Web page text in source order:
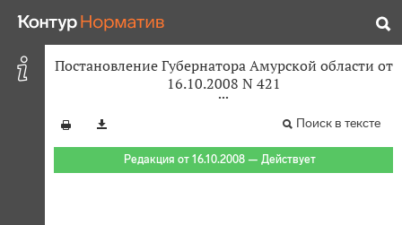
Постановление Губернатора Амурской области от
16.10.2008 N 421
Поиск в тексте
Редакция от 16.10.2008 — Действует